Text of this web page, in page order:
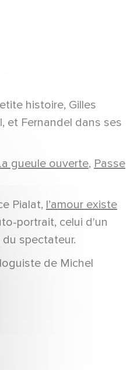
histoire, Gilles
et Fernandel dans ses
gueule ouverte, Passe
Pialat, l’amour existe
portrait, celui d'un
spectateur.
de Michel